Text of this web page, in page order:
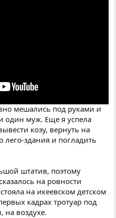
мешались под руками и
один муж. Еще я успела
козу, вернуть на
лего-здания и погладить
штатив, поэтому
на ровности
на икеевском детском
кадрах тротуар под
на воздухе.